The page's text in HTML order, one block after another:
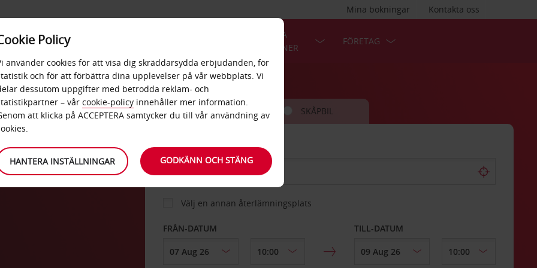
Kontakta oss
Mina bokningar
ERBJUDANDEN
POPULÄRA
DESTINATIONER
FÖRETAG
BIL SKÅPBIL
HÄMTA FRÅN
Välj en annan återlämningsplats
FRÅN-DATUM TILL-DATUM
Policy
använder cookies för att visa dig skräddarsydda erbjudanden, för
och för att förbättra dina upplevelser på vår webbplats. Vi
dessutom uppgifter med betrodda reklam- och
– vår cookie-policy innehåller mer information.
att klicka på ACCEPTERA samtycker du till vår användning av
HANTERA INSTÄLLNINGAR GODKÄNN OCH STÄNG